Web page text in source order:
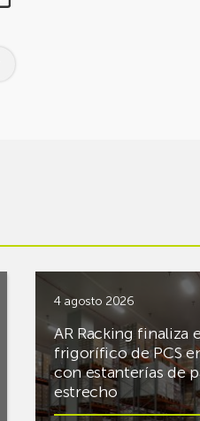
4 agosto 2026
AR Racking finaliza
frigorífico de PCS
con estanterías de
estrecho